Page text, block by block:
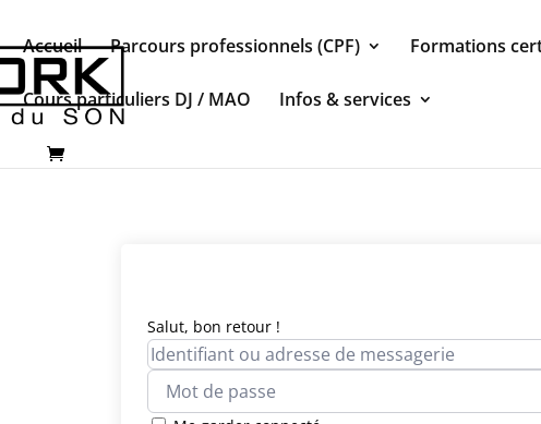
Accueil Parcours professionnels (CPF) Formations
Cours particuliers DJ / MAO Infos & services
Salut, bon retour !